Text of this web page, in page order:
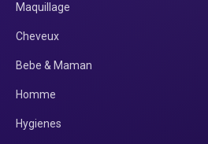
Maquillage
Cheveux
Bebe & Maman
Homme
Hygienes